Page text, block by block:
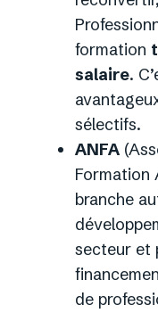
formation
salaire.
sélectifs.
ANFA
Formation
branche
secteur et
de